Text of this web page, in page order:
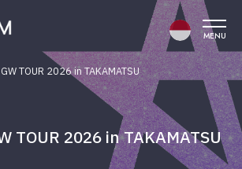
MENU
TOUR 2026 in TAKAMATSU
TOUR 2026 in TAKAMATSU